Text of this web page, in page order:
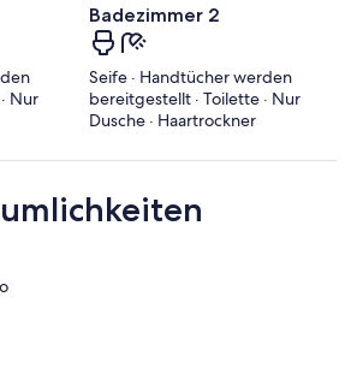
Nur
Badezimmer 2
Seife · Handtücher werden
bereitgestellt · Toilette · Nur
Dusche · Haartrockner